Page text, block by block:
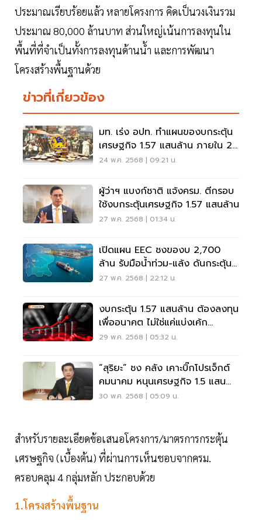
ประมาณเรียบร้อยแล้ว หลายโครงการ คิดเป็นวงเงินรวม
ประมาณ 80,000 ล้านบาท ส่วนใหญ่เน้นการลงทุนใน
พื้นที่ที่จำเป็นทั้งการลงทุนด้านน้ำ และการพัฒนา
โครงสร้างพื้นฐานด้วย
ข่าวที่เกี่ยวข้อง
มท. เร่ง อปท. ทำแผนของบกระตุ้น
เศรษฐกิจ 1.57 แสนล้าน ภายใน 26
พ.ค. นี้
24 พ.ค. 2568 | 09:21 น.
ผู้ว่าฯ แบงก์ชาติ แจ้งครม. ตีกรอบ
ใช้งบกระตุ้นเศรษฐกิจ 1.57 แสนล้าน
27 พ.ค. 2568 | 01:34 น.
เปิดแผน EEC ชงของบ 2,700
ล้าน รับมือน้ำท่วม-แล้ง ดันกระตุ้น
เศรษฐกิจ
27 พ.ค. 2568 | 22:12 น.
งบกระตุ้น 1.57 แสนล้าน ต้องลงทุน
เพื่ออนาคต ไม่ใช่แค่แบ่งเค้ก
การเมือง
29 พ.ค. 2568 | 05:32 น.
“สุริยะ” ชง คลัง เคาะบิ๊กโปรเจ็กต์
คมนาคม หนุนเศรษฐกิจ 1.5 แสน
ล้าน
30 พ.ค. 2568 | 05:09 น.
สำหรับรายละเอียดข้อเสนอโครงการ/มาตรการกระตุ้น
เศรษฐกิจ (เบื้องต้น) ที่ผ่านการเห็นชอบจากครม.
ครอบคลุม 4 กลุ่มหลัก ประกอบด้วย
1.โครงสร้างพื้นฐาน